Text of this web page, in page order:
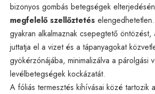
bizonyos gombás betegségek
megfelelő szellőztetés
gyakran alkalmaznak csepegtető öntözést,
juttatja el a vizet és a tápanyagokat
gyökérzónájába, minimalizálva a párolgási
levélbetegségek kockázatát.
A fóliás termesztés kihívásai közé tartozik